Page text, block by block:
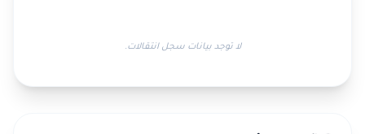
لا توجد بيانات سجل انتقالات.